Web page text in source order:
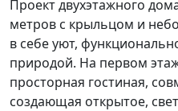
Проект двухэтажного
метров с крыльцом и
в себе уют,
природой. На первом
просторная гостиная,
создающая открытое,